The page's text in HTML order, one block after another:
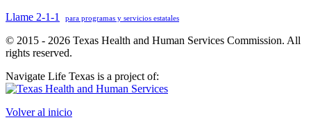
Llame 2-1-1
para programas y servicios estatales
© 2015 - 2026 Texas Health and Human Services Commission. All
rights reserved.
Navigate Life Texas is a project of:
Volver al inicio